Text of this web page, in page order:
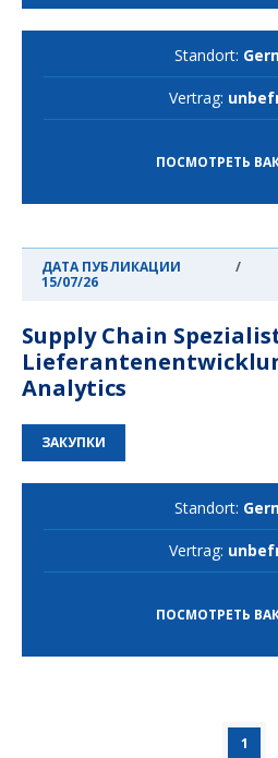
Standort:
Vertrag:
ПОСМОТРЕТЬ
ДАТА ПУБЛИКАЦИИ
15/07/26
/
Supply Chain
Analytics
ЗАКУПКИ
Standort:
Vertrag:
ПОСМОТРЕТЬ
1